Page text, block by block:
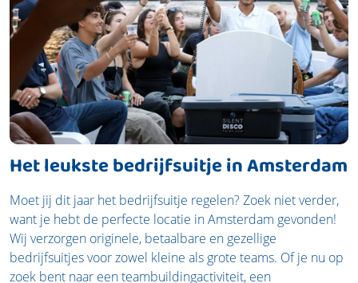
Het leukste bedrijfsuitje in Amsterdam
Moet jij dit jaar het bedrijfsuitje regelen? Zoek niet verder,
want je hebt de perfecte locatie in Amsterdam gevonden!
Wij verzorgen originele, betaalbare en gezellige
bedrijfsuitjes voor zowel kleine als grote teams. Of je nu op
zoek bent naar een teambuildingactiviteit, een